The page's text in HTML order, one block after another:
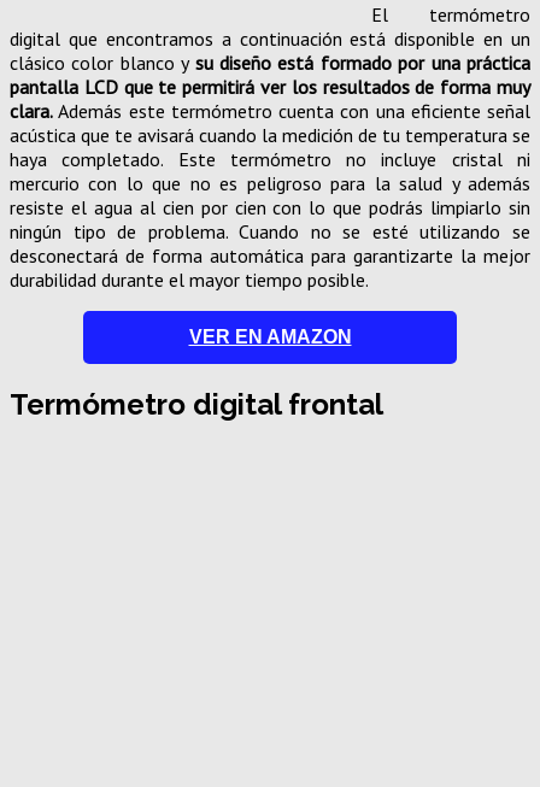
El termómetro
digital que encontramos a continuación está disponible en un
clásico color blanco y su diseño está formado por una práctica
pantalla LCD que te permitirá ver los resultados de forma muy
clara. Además este termómetro cuenta con una eficiente señal
acústica que te avisará cuando la medición de tu temperatura se
haya completado. Este termómetro no incluye cristal ni
mercurio con lo que no es peligroso para la salud y además
resiste el agua al cien por cien con lo que podrás limpiarlo sin
ningún tipo de problema. Cuando no se esté utilizando se
desconectará de forma automática para garantizarte la mejor
durabilidad durante el mayor tiempo posible.
VER EN AMAZON
Termómetro digital frontal